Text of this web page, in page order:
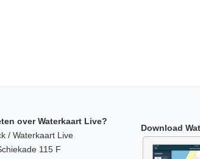
over Waterkaart Live?
/ Waterkaart Live
115 F
Download